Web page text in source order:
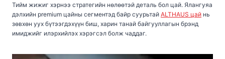
Тийм жижиг хэрнээ стратегийн нөлөөтэй деталь бол цай. Ялангуяа
дэлхийн premium цайны сегментэд байр суурьтай ALTHAUS цай нь
зөвхөн уух бүтээгдэхүүн биш, харин танай байгууллагын брэнд
имиджийг илэрхийлэх хэрэгсэл болж чаддаг.